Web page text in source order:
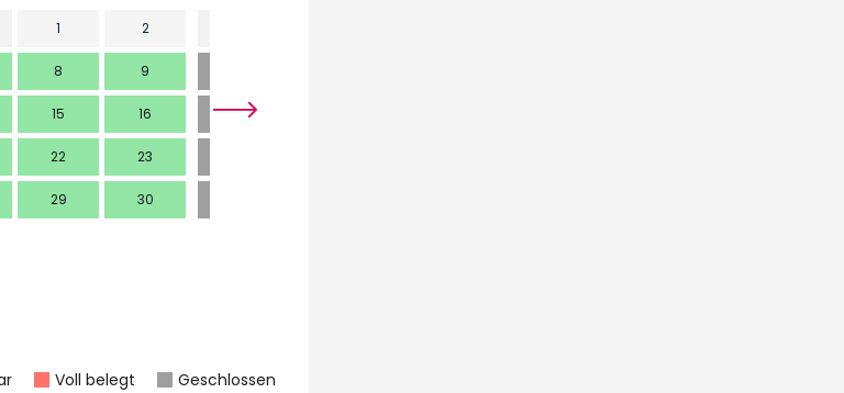
1 2
8 9
15 16
22 23
29 30
14
Voll belegt Geschlossen